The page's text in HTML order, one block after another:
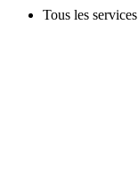
Tous les services